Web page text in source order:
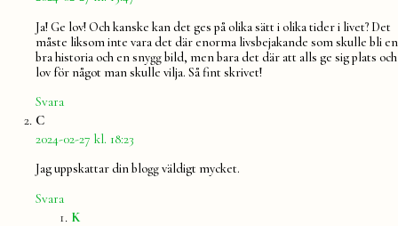
Ja! Ge lov! Och kanske kan det ges på olika sätt i olika tider i livet? Det
måste liksom inte vara det där enorma livsbejakande som skulle bli en
bra historia och en snygg bild, men bara det där att alls ge sig plats och
lov för något man skulle vilja. Så fint skrivet!
Svara
Csäger:
2024-02-27 kl. 18:23
Jag uppskattar din blogg väldigt mycket.
Svara
Ksäger: